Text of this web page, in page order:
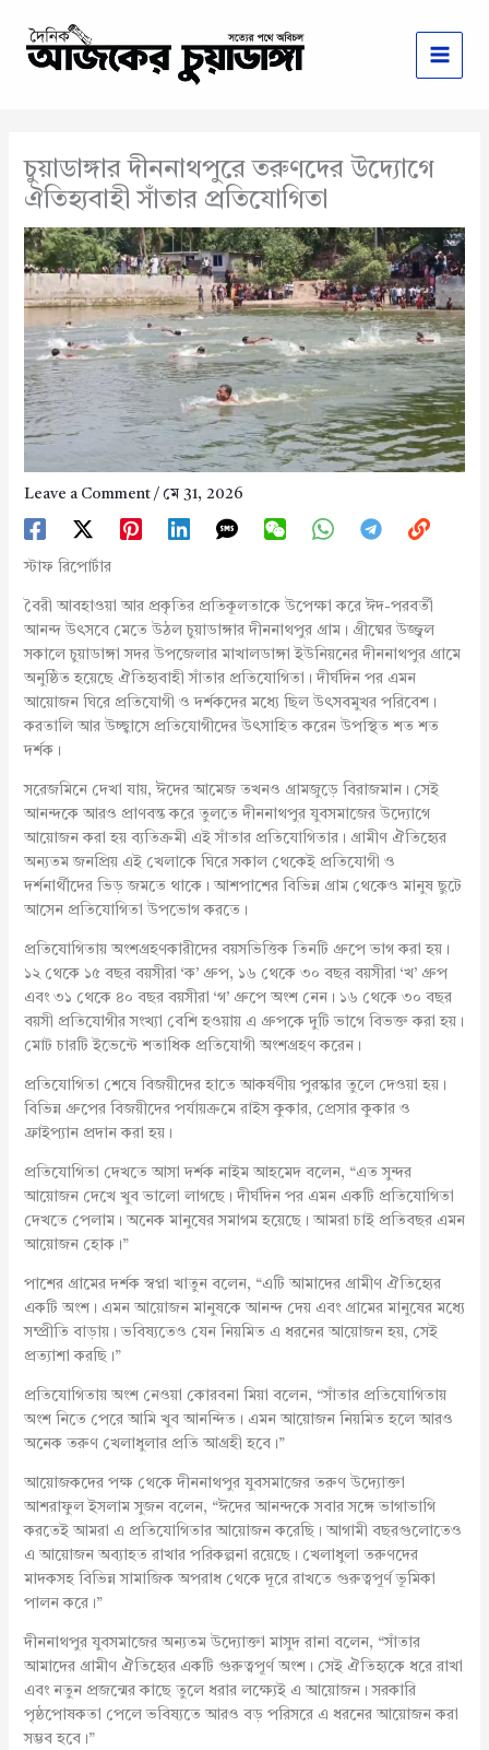
content
চুয়াডাঙ্গার দীননাথপুরে তরুণদের উদ্যোগে
ঐতিহ্যবাহী সাঁতার প্রতিযোগিতা
Leave a Comment / মে 31, 2026
স্টাফ রিপোর্টার
বৈরী আবহাওয়া আর প্রকৃতির প্রতিকূলতাকে উপেক্ষা করে ঈদ-পরবর্তী
আনন্দ উৎসবে মেতে উঠল চুয়াডাঙ্গার দীননাথপুর গ্রাম। গ্রীষ্মের উজ্জ্বল
সকালে চুয়াডাঙ্গা সদর উপজেলার মাখালডাঙ্গা ইউনিয়নের দীননাথপুর গ্রামে
অনুষ্ঠিত হয়েছে ঐতিহ্যবাহী সাঁতার প্রতিযোগিতা। দীর্ঘদিন পর এমন
আয়োজন ঘিরে প্রতিযোগী ও দর্শকদের মধ্যে ছিল উৎসবমুখর পরিবেশ।
করতালি আর উচ্ছ্বাসে প্রতিযোগীদের উৎসাহিত করেন উপস্থিত শত শত
দর্শক।
সরেজমিনে দেখা যায়, ঈদের আমেজ তখনও গ্রামজুড়ে বিরাজমান। সেই
আনন্দকে আরও প্রাণবন্ত করে তুলতে দীননাথপুর যুবসমাজের উদ্যোগে
আয়োজন করা হয় ব্যতিক্রমী এই সাঁতার প্রতিযোগিতার। গ্রামীণ ঐতিহ্যের
অন্যতম জনপ্রিয় এই খেলাকে ঘিরে সকাল থেকেই প্রতিযোগী ও
দর্শনার্থীদের ভিড় জমতে থাকে। আশপাশের বিভিন্ন গ্রাম থেকেও মানুষ ছুটে
আসেন প্রতিযোগিতা উপভোগ করতে।
প্রতিযোগিতায় অংশগ্রহণকারীদের বয়সভিত্তিক তিনটি গ্রুপে ভাগ করা হয়।
১২ থেকে ১৫ বছর বয়সীরা ‘ক’ গ্রুপ, ১৬ থেকে ৩০ বছর বয়সীরা ‘খ’ গ্রুপ
এবং ৩১ থেকে ৪০ বছর বয়সীরা ‘গ’ গ্রুপে অংশ নেন। ১৬ থেকে ৩০ বছর
বয়সী প্রতিযোগীর সংখ্যা বেশি হওয়ায় এ গ্রুপকে দুটি ভাগে বিভক্ত করা হয়।
মোট চারটি ইভেন্টে শতাধিক প্রতিযোগী অংশগ্রহণ করেন।
প্রতিযোগিতা শেষে বিজয়ীদের হাতে আকর্ষণীয় পুরস্কার তুলে দেওয়া হয়।
বিভিন্ন গ্রুপের বিজয়ীদের পর্যায়ক্রমে রাইস কুকার, প্রেসার কুকার ও
ফ্রাইপ্যান প্রদান করা হয়।
প্রতিযোগিতা দেখতে আসা দর্শক নাইম আহমেদ বলেন, “এত সুন্দর
আয়োজন দেখে খুব ভালো লাগছে। দীর্ঘদিন পর এমন একটি প্রতিযোগিতা
দেখতে পেলাম। অনেক মানুষের সমাগম হয়েছে। আমরা চাই প্রতিবছর এমন
আয়োজন হোক।”
পাশের গ্রামের দর্শক স্বপ্না খাতুন বলেন, “এটি আমাদের গ্রামীণ ঐতিহ্যের
একটি অংশ। এমন আয়োজন মানুষকে আনন্দ দেয় এবং গ্রামের মানুষের মধ্যে
সম্প্রীতি বাড়ায়। ভবিষ্যতেও যেন নিয়মিত এ ধরনের আয়োজন হয়, সেই
প্রত্যাশা করছি।”
প্রতিযোগিতায় অংশ নেওয়া কোরবনা মিয়া বলেন, “সাঁতার প্রতিযোগিতায়
অংশ নিতে পেরে আমি খুব আনন্দিত। এমন আয়োজন নিয়মিত হলে আরও
অনেক তরুণ খেলাধুলার প্রতি আগ্রহী হবে।”
আয়োজকদের পক্ষ থেকে দীননাথপুর যুবসমাজের তরুণ উদ্যোক্তা
আশরাফুল ইসলাম সুজন বলেন, “ঈদের আনন্দকে সবার সঙ্গে ভাগাভাগি
করতেই আমরা এ প্রতিযোগিতার আয়োজন করেছি। আগামী বছরগুলোতেও
এ আয়োজন অব্যাহত রাখার পরিকল্পনা রয়েছে। খেলাধুলা তরুণদের
মাদকসহ বিভিন্ন সামাজিক অপরাধ থেকে দূরে রাখতে গুরুত্বপূর্ণ ভূমিকা
পালন করে।”
দীননাথপুর যুবসমাজের অন্যতম উদ্যোক্তা মাসুদ রানা বলেন, “সাঁতার
আমাদের গ্রামীণ ঐতিহ্যের একটি গুরুত্বপূর্ণ অংশ। সেই ঐতিহ্যকে ধরে রাখা
এবং নতুন প্রজন্মের কাছে তুলে ধরার লক্ষ্যেই এ আয়োজন। সরকারি
পৃষ্ঠপোষকতা পেলে ভবিষ্যতে আরও বড় পরিসরে এ ধরনের আয়োজন করা
সম্ভব হবে।”